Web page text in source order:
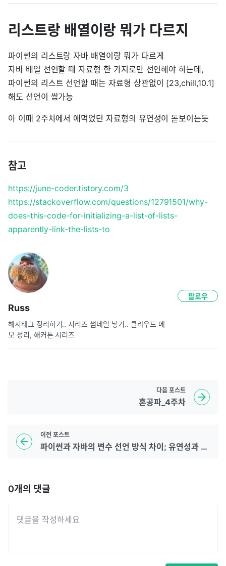
리스트랑 배열이랑 뭐가 다르지
파이썬의 리스트랑 자바 배열이랑 뭐가 다르게
자바 배열 선언할 때 자료형 한 가지로만 선언해야 하는데,
파이썬의 리스트 선언할 때는 자료형 상관없이 [23,chill,10.1]
해도 선언이 쌉가능
아 이때 2주차에서 애먹었던 자료형의 유연성이 돋보이는듯
참고
https://june-coder.tistory.com/3
https://stackoverflow.com/questions/12791501/why-
does-this-code-for-initializing-a-list-of-lists-
apparently-link-the-lists-to
Russ
해시태그 정리하기.. 시리즈 썸네일 넣기.. 클라우드 메
모 정리, 해커톤 시리즈
팔로우
이전 포스트
파이썬과 자바의 변수 선언 방식 차이; 유연성과 안정성의 균형
다음 포스트
혼공파_4주차
0개의 댓글